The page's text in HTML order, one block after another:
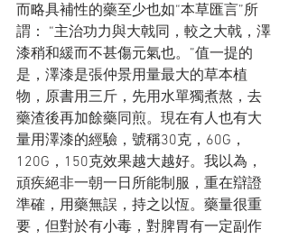
而略具補性的藥至少也如“本草匯言”所
謂： “主治功力與大戟同，較之大戟，澤
漆稍和緩而不甚傷元氣也。”值一提的
是，澤漆是張仲景用量最大的草本植
物，原書用三斤，先用水單獨煮熬，去
藥渣後再加餘藥同煎。現在有人也有大
量用澤漆的經驗，號稱30克，60G，
120G，150克效果越大越好。我以為，
頑疾絕非一朝一日所能制服，重在辯證
準確，用藥無誤，持之以恆。藥量很重
要，但對於有小毒，對脾胃有一定副作